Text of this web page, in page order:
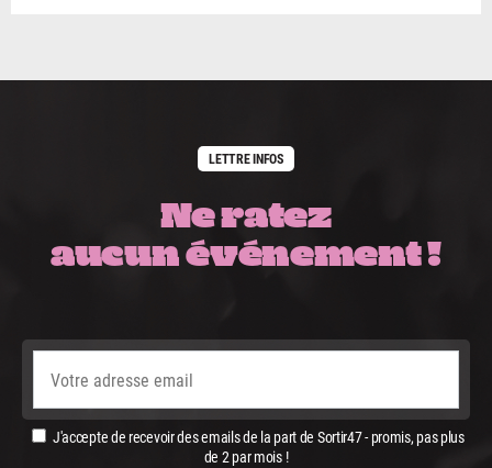
LETTRE INFOS
Ne ratez
aucun événement !
J'accepte de recevoir des emails de la part de Sortir47 - promis, pas plus
de 2 par mois !